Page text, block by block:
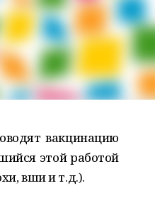
вакцинацию
этой работой
вши и т.д.).